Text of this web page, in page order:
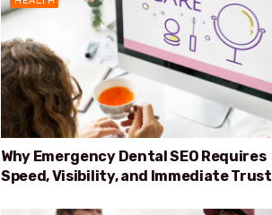
Why Emergency Dental SEO Requires
Speed, Visibility, and Immediate Trust